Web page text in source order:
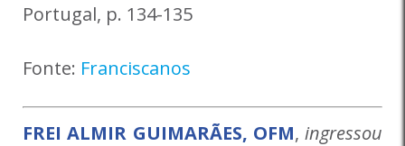
Portugal, p. 134-135
Fonte: Franciscanos
FREI ALMIR GUIMARÃES, OFM, ingressou